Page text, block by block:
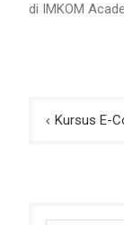
di IMKOM
PostKursus E-